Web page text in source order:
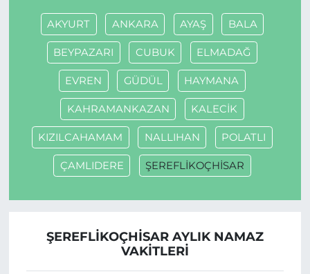
AKYURT ANKARA AYAŞ BALA
BEYPAZARI CUBUK ELMADAĞ
EVREN GÜDÜL HAYMANA
KAHRAMANKAZAN KALECİK
KIZILCAHAMAM NALLIHAN POLATLI
ÇAMLIDERE ŞEREFLİKOÇHİSAR
ŞEREFLİKOÇHİSAR AYLIK NAMAZ
VAKITLERI